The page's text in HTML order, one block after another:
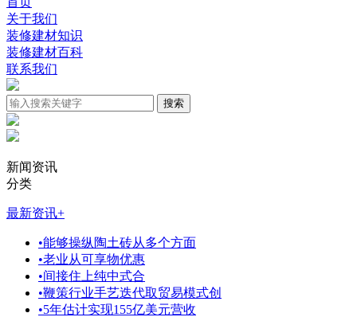
关于我们
装修建材知识
装修建材百科
联系我们
新闻资讯
分类
最新资讯+
•能够操纵陶土砖从多个方面
•老业从可享物优惠
•间接住上纯中式合
•鞭策行业手艺迭代取贸易模式创
•5年估计实现155亿美元营收